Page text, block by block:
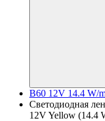
B60 12V 14.4 W/
Светодиодная
12V Yellow (14.4